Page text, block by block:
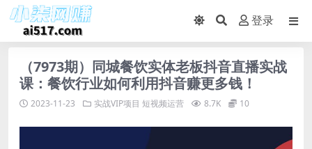
登录
（7973期）同城餐饮实体老板抖音直播实战
课：餐饮行业如何利用抖音赚更多钱！
2023-11-23 实战VIP项目 短视频运营 8.7K 10